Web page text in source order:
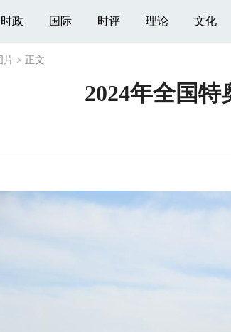
时政 国际 时评 理论 文化
片 > 正文
2024年全国